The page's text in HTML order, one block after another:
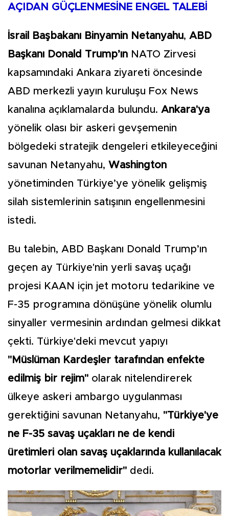
AÇIDAN GÜÇLENMESİNE ENGEL TALEBİ
İsrail Başbakanı Binyamin Netanyahu, ABD
Başkanı Donald Trump’ın NATO Zirvesi
kapsamındaki Ankara ziyareti öncesinde
ABD merkezli yayın kuruluşu Fox News
kanalına açıklamalarda bulundu. Ankara'ya
yönelik olası bir askeri gevşemenin
bölgedeki stratejik dengeleri etkileyeceğini
savunan Netanyahu, Washington
yönetiminden Türkiye’ye yönelik gelişmiş
silah sistemlerinin satışının engellenmesini
istedi.
Bu talebin, ABD Başkanı Donald Trump’ın
geçen ay Türkiye'nin yerli savaş uçağı
projesi KAAN için jet motoru tedarikine ve
F-35 programına dönüşüne yönelik olumlu
sinyaller vermesinin ardından gelmesi dikkat
çekti. Türkiye'deki mevcut yapıyı
"Müslüman Kardeşler tarafından enfekte
edilmiş bir rejim" olarak nitelendirerek
ülkeye askeri ambargo uygulanması
gerektiğini savunan Netanyahu, "Türkiye'ye
ne F-35 savaş uçakları ne de kendi
üretimleri olan savaş uçaklarında kullanılacak
motorlar verilmemelidir" dedi.